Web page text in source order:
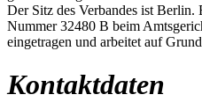
Der Sitz des Verbandes ist Berlin.
Nummer 32480 B beim
eingetragen und arbeitet auf
Kontaktdaten